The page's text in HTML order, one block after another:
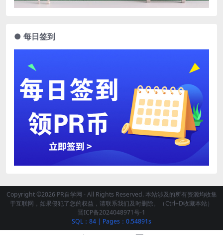
● 每日签到
Copyright ©2026 PR自学网 - All Rights Reserved. 本站涉及的所有资源均收集
于互联网，如果侵犯了您的权益，请联系我们及时删除。（Ctrl+D收藏本站）
晋ICP备2024048971号-1
SQL：84 | Pages：0.54891s